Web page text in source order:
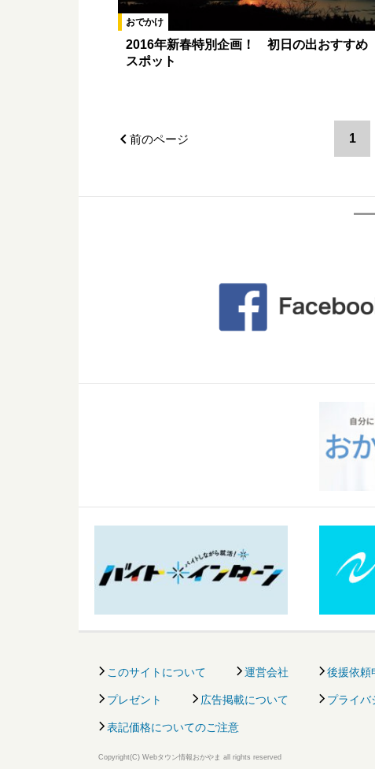
おでかけ
2016年新春特別企画！ 初日の出おすすめ
スポット
前のページ 1
このサイトについて 運営会社 後援依頼
プレゼント 広告掲載について プライバ
表記価格についてのご注意
Copyright(C) Webタウン情報おかやま all rights reserved